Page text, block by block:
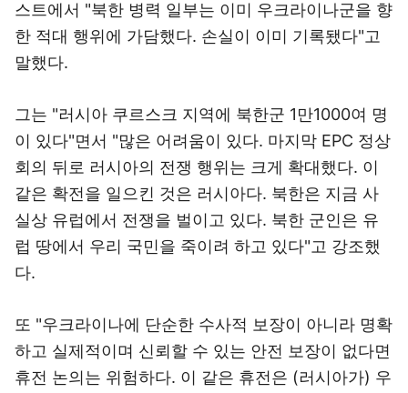
스트에서 "북한 병력 일부는 이미 우크라이나군을 향
한 적대 행위에 가담했다. 손실이 이미 기록됐다"고
말했다.
그는 "러시아 쿠르스크 지역에 북한군 1만1000여 명
이 있다"면서 "많은 어려움이 있다. 마지막 EPC 정상
회의 뒤로 러시아의 전쟁 행위는 크게 확대했다. 이
같은 확전을 일으킨 것은 러시아다. 북한은 지금 사
실상 유럽에서 전쟁을 벌이고 있다. 북한 군인은 유
럽 땅에서 우리 국민을 죽이려 하고 있다"고 강조했
다.
또 "우크라이나에 단순한 수사적 보장이 아니라 명확
하고 실제적이며 신뢰할 수 있는 안전 보장이 없다면
휴전 논의는 위험하다. 이 같은 휴전은 (러시아가) 우